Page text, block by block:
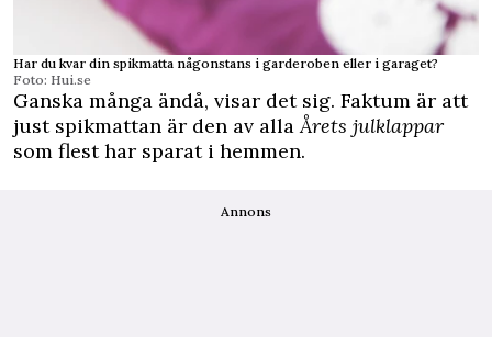
Har du kvar din spikmatta någonstans i garderoben eller i garaget?
Foto: Hui.se
Ganska många ändå, visar det sig. Faktum är att
just spikmattan är den av allaÅrets julklappar
som flest har sparat i hemmen.
Annons